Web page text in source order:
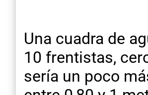
Una cuadra de
10 frentistas,
sería un poco